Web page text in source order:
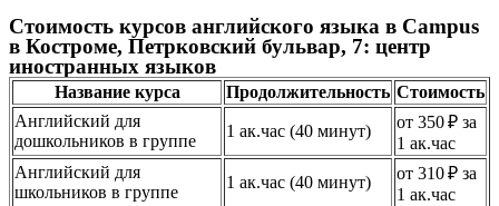
Стоимость курсов английского языка в Campus
в Костроме, Петрковский бульвар, 7: центр
иностранных языков
Название курса Продолжительность Стоимость
Английский для
дошкольников в группе
1 ак.час (40 минут)
от 350 ₽ за
1 ак.час
Английский для
школьников в группе
1 ак.час (40 минут)
от 310 ₽ за
1 ак.час